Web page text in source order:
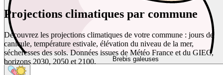
Brebis galeuses
Projections climatiques par commune
Découvrez les projections climatiques de votre commune : jours de
canicule, température estivale, élévation du niveau de la mer,
sécheresses des sols. Données issues de Météo France et du GIEC,
horizons 2030, 2050 et 2100.